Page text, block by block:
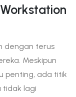
dengan terus
Meskipun
penting, ada titik
tidak lagi